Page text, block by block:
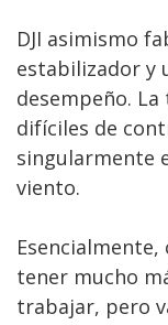
DJI asimismo
estabilizador y
desempeño.
difíciles de
singularmente
viento.
Esencialmente,
tener mucho
trabajar, pero